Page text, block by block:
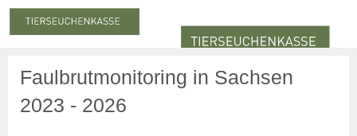
Meldung & Beitrag
Meldung
Faulbrutmonitoring in Sachsen
2023 - 2026